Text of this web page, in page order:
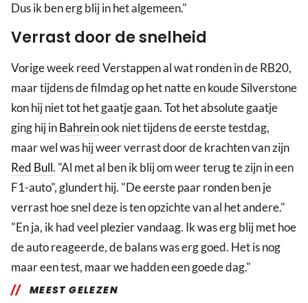
Dus ik ben erg blij in het algemeen."
Verrast door de snelheid
Vorige week reed Verstappen al wat ronden in de RB20,
maar tijdens de filmdag op het natte en koude Silverstone
kon hij niet tot het gaatje gaan. Tot het absolute gaatje
ging hij inBahreinook niet tijdens de eerste testdag,
maar wel was hij weer verrast door de krachten van zijn
Red Bull. "Al met al ben ik blij om weer terug te zijn in een
F1-auto", glundert hij. "De eerste paar ronden ben je
verrast hoe snel deze is ten opzichte van al het andere."
"En ja, ik had veel plezier vandaag. Ik was erg blij met hoe
de auto reageerde, de balans was erg goed. Het is nog
maar een test, maar we hadden een goede dag."
MEEST GELEZEN